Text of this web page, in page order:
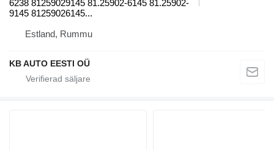
6238 81259029145 81.25902-6145 81.25902-
9145 81259026145...
Estland, Rummu
KB AUTO EESTI OÜ